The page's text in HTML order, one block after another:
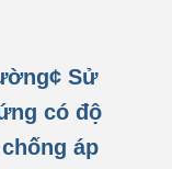
¢ Sử
có độ
áp